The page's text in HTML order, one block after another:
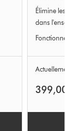
Élimine
dans